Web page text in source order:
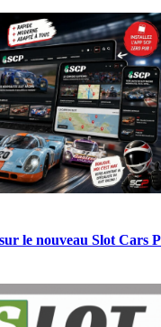
le nouveau Slot Cars